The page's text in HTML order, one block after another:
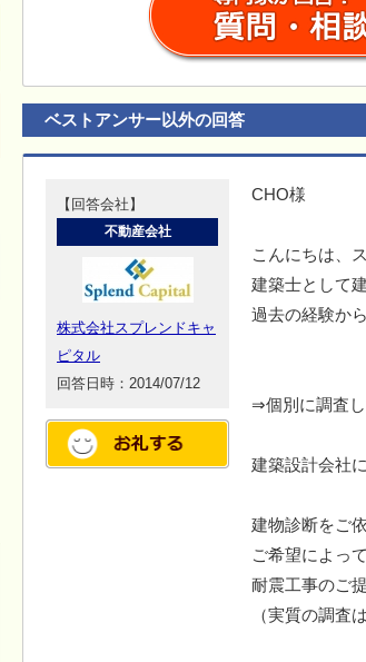
ベストアンサー以外の回答
【回答会社】
不動産会社
株式会社スプレンドキャ
ピタル
回答日時：2014/07/12
CHO様
こんにちは、
建築士として
過去の経験か
⇒個別に調査
建築設計会社
建物診断をご
ご希望によっ
耐震工事のご
（実質の調査